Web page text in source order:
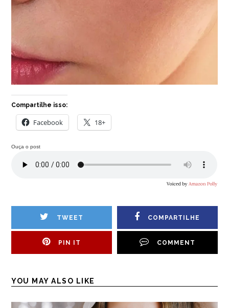
Compartilhe isso:
Facebook 18+
Ouça o post
TWEET COMPARTILHE
PIN IT COMMENT
YOU MAY ALSO LIKE